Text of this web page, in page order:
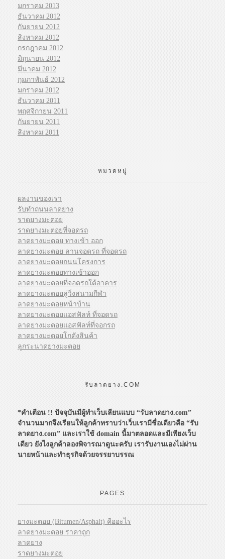
มกราคม 2013
ธันวาคม 2012
กันยายน 2012
สิงหาคม 2012
กรกฎาคม 2012
มิถุนายน 2012
มีนาคม 2012
กุมภาพันธ์ 2012
มกราคม 2012
ธันวาคม 2011
พฤศจิกายน 2011
กันยายน 2011
สิงหาคม 2011
หมวดหมู่
ผลงานของเรา
รับทำถนนลาดยาง
ราดยางมะตอย
ราดยางมะตอยที่จอดรถ
ลาดยางมะตอย ทางเข้า ออก
ลาดยางมะตอย ลานจอดรถ ที่จอดรถ
ลาดยางมะตอยถนนโครงการ
ลาดยางมะตอยทางเข้าออก
ลาดยางมะตอยที่จอดรถใต้อาคาร
ลาดยางมะตอยลู่วิ่งสนามกีฬา
ลาดยางมะตอยหน้าบ้าน
ลาดยางมะตอยแอสฟัลท์ ที่จอดรถ
ลาดยางมะตอยแอสฟัลท์ที่จอกรถ
ลาดยางมะตอยโกดังสินค้า
ลูกระนาดยางมะตอย
รับลาดยาง.COM
*คำเตือน !! ปัจจุบันมีผู้ทำเว็บเลียนแบบ “รับลาดยาง.com”
จำนวนมากจึงเรียนให้ลูกค้าทราบว่าเว็บเรามีชื่อเดียวคือ “รับ
ลาดยาง.com” และเราใช้ domain นี้มาตลอดและมีเพียงเว็บ
เดียว ยังไงลูกค้าลองพิจารณาดูนะครับ เรารับงานเองไม่ผ่าน
นายหน้าและทำธุรกิจด้วยจรรยาบรรณ
PAGES
ยางมะตอย (Bitumen/Asphalt) คืออะไร
ลาดยางมะตอย ราคาถูก
ลาดยาง
ราดยางมะตอย